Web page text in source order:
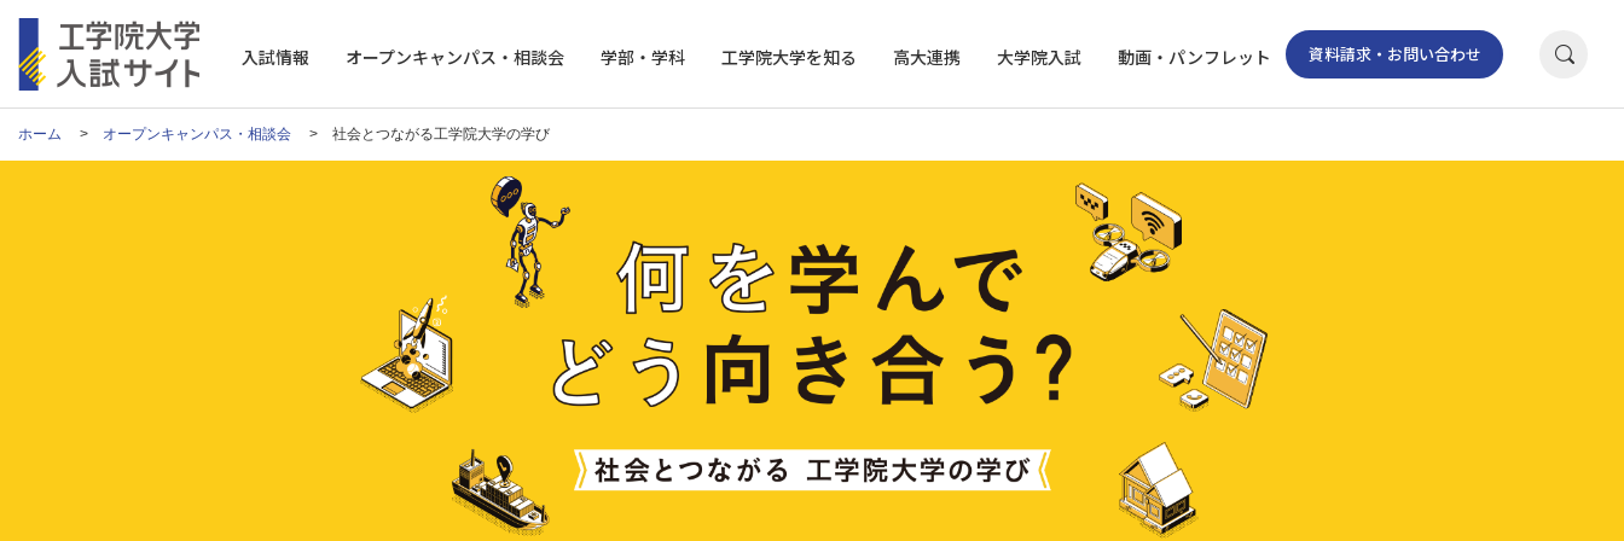
入試情報 オープンキャンパス・相談会 学部・学科 工学院大学を知る 高大連携 大学院入試 動画・パンフレット 資料請求・お問い合わせ
ホーム オープンキャンパス・相談会 社会とつながる工学院大学の学び